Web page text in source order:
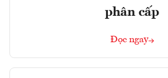
phân cấp
Đọc ngay